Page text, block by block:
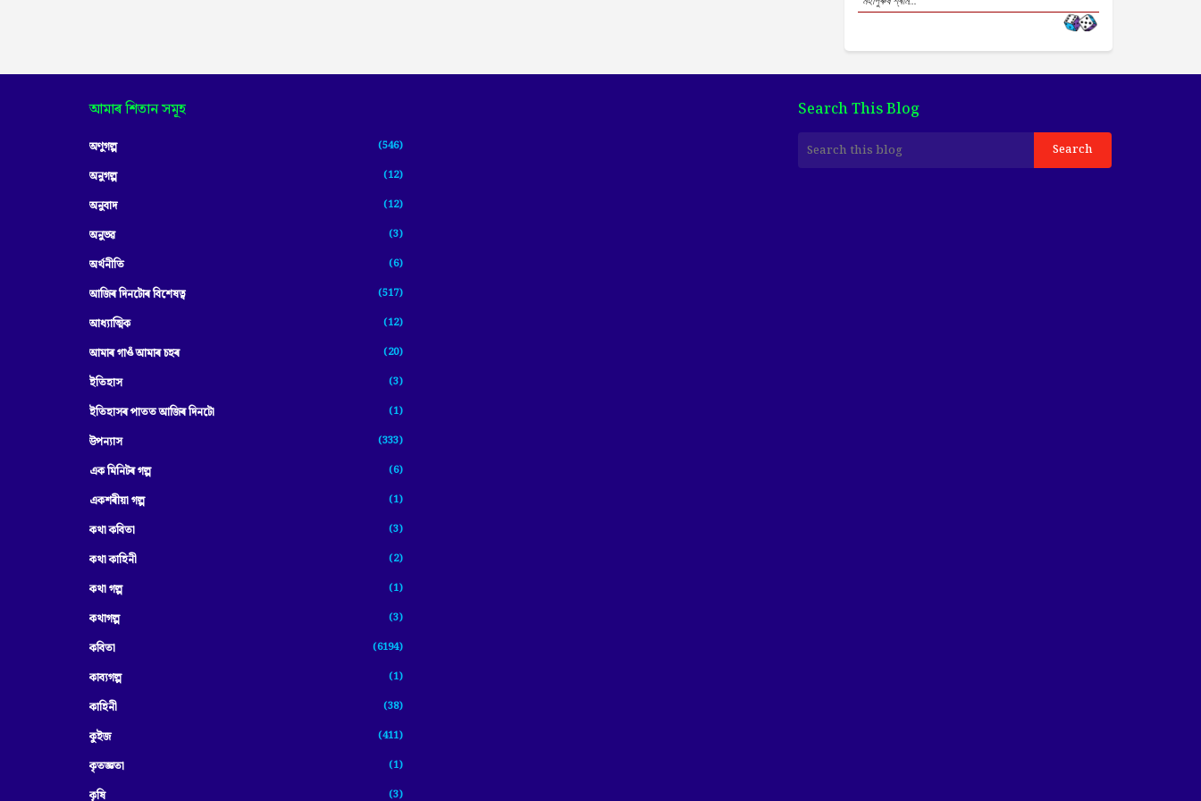
আমাৰ শিতান সমূহ
অণুগল্প (546)
অনুগল্প (12)
অনুবাদ (12)
অনুভৱ (3)
অৰ্থনীতি (6)
আজিৰ দিনটোৰ বিশেষত্ব (517)
আধ্যাত্মিক (12)
আমাৰ গাওঁ আমাৰ চহৰ (20)
ইতিহাস (3)
ইতিহাসৰ পাতত আজিৰ দিনটো (1)
উপন্যাস (333)
এক মিনিটৰ গল্প (6)
একশৰীয়া গল্প (1)
কথা কবিতা (3)
কথা কাহিনী (2)
কথা গল্প (1)
কথাগল্প (3)
কবিতা (6194)
কাব্যগল্প (1)
কাহিনী (38)
কুইজ (411)
কৃতজ্ঞতা (1)
কৃষি (3)
Search This Blog